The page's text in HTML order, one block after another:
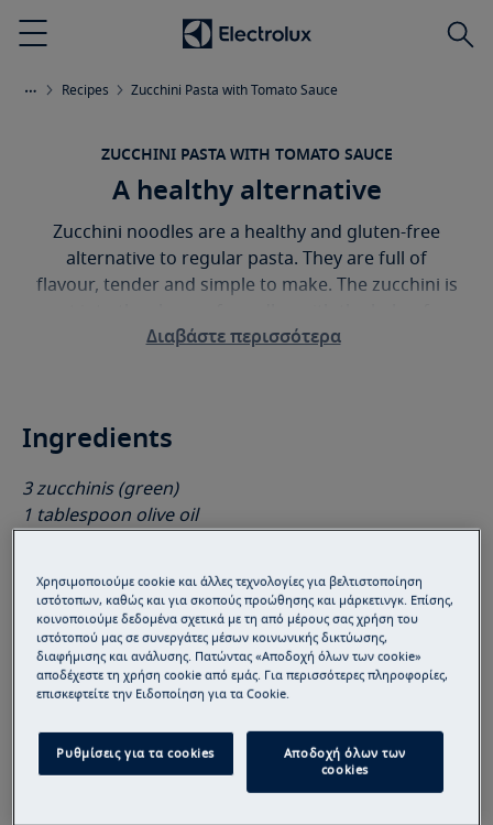
Menu
Recipes Zucchini Pasta with Tomato Sauce
ZUCCHINI PASTA WITH TOMATO SAUCE
A healthy alternative
Zucchini noodles are a healthy and gluten-free
alternative to regular pasta. They are full of
flavour, tender and simple to make. The zucchini is
vegetable peeler. Toss them with a simple and
Διαβάστε περισσότερα
Ingredients
3 zucchinis (green)
1 tablespoon olive oil
Salt and ground black pepper to taste
Directions
Cut slices lengthwise from zucchini using a vegetable
peeler, stopping when the seeds are reached. Turn
Χρησιμοποιούμε cookie και άλλες τεχνολογίες για βελτιστοποίηση
ιστότοπων, καθώς και για σκοπούς προώθησης και μάρκετινγκ. Επίσης,
κοινοποιούμε δεδομένα σχετικά με τη από μέρους σας χρήση του
ιστότοπού μας σε συνεργάτες μέσων κοινωνικής δικτύωσης,
διαφήμισης και ανάλυσης. Πατώντας «Αποδοχή όλων των cookie»
αποδέχεστε τη χρήση cookie από εμάς. Για περισσότερες πληροφορίες,
επισκεφτείτε την Ειδοποίηση για τα Cookie.
Ρυθμίσεις για τα cookies
Αποδοχή όλων των
cookies